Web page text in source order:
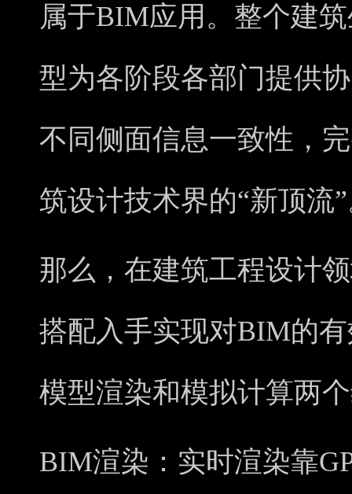
属于BIM应用。整个建
型为各阶段各部门提供
不同侧面信息一致性，
筑设计技术界的“新顶流
那么，在建筑工程设计
搭配入手实现对BIM的
模型渲染和模拟计算两
BIM渲染： 实时渲染靠